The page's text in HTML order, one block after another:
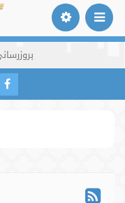
بروزرسانی